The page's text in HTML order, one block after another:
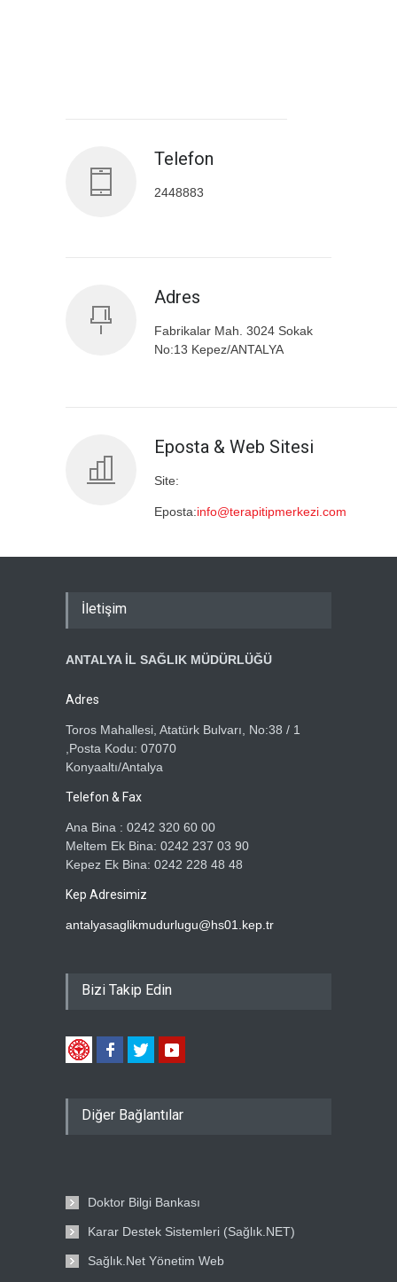
Telefon
2448883
Adres
Fabrikalar Mah. 3024 Sokak
No:13 Kepez/ANTALYA
Eposta & Web Sitesi
Site:
Eposta:info@terapitipmerkezi.com
İletişim
ANTALYA İL SAĞLIK MÜDÜRLÜĞÜ
Adres
Toros Mahallesi, Atatürk Bulvarı, No:38 / 1
,Posta Kodu: 07070
Konyaaltı/Antalya
Telefon & Fax
Ana Bina : 0242 320 60 00
Meltem Ek Bina: 0242 237 03 90
Kepez Ek Bina: 0242 228 48 48
Kep Adresimiz
antalyasaglikmudurlugu@hs01.kep.tr
Bizi Takip Edin
Diğer Bağlantılar
Doktor Bilgi Bankası
Karar Destek Sistemleri (Sağlık.NET)
Sağlık.Net Yönetim Web